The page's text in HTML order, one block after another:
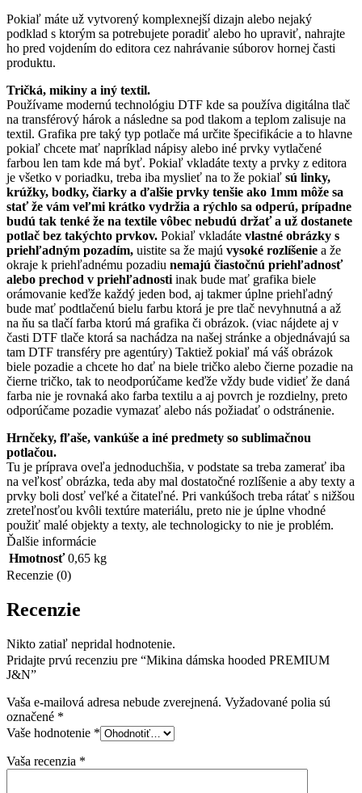
Pokiaľ máte už vytvorený komplexnejší dizajn alebo nejaký
podklad s ktorým sa potrebujete poradiť alebo ho upraviť, nahrajte
ho pred vojdením do editora cez nahrávanie súborov hornej časti
produktu.
Tričká, mikiny a iný textil.
Používame modernú technológiu DTF kde sa používa digitálna tlač
na transférový hárok a následne sa pod tlakom a teplom zalisuje na
textil. Grafika pre taký typ potlače má určite špecifikácie a to hlavne
pokiaľ chcete mať napríklad nápisy alebo iné prvky vytlačené
farbou len tam kde má byť. Pokiaľ vkladáte texty a prvky z editora
je všetko v poriadku, treba iba myslieť na to že pokiaľ sú linky,
krúžky, bodky, čiarky a ďalšie prvky tenšie ako 1mm môže sa
stať že vám veľmi krátko vydržia a rýchlo sa odperú, prípadne
budú tak tenké že na textile vôbec nebudú držať a už dostanete
potlač bez takýchto prvkov. Pokiaľ vkladáte vlastné obrázky s
priehľadným pozadím, uistite sa že majú vysoké rozlíšenie a že
okraje k priehľadnému pozadiu nemajú čiastočnú priehľadnosť
alebo prechod v priehľadnosti inak bude mať grafika biele
orámovanie keďže každý jeden bod, aj takmer úplne priehľadný
bude mať podtlačenú bielu farbu ktorá je pre tlač nevyhnutná a až
na ňu sa tlačí farba ktorú má grafika či obrázok. (viac nájdete aj v
časti DTF tlače ktorá sa nachádza na našej stránke a objednávajú sa
tam DTF transféry pre agentúry) Taktiež pokiaľ má váš obrázok
biele pozadie a chcete ho dať na biele tričko alebo čierne pozadie na
čierne tričko, tak to neodporúčame keďže vždy bude vidieť že daná
farba nie je rovnaká ako farba textilu a aj povrch je rozdielny, preto
odporúčame pozadie vymazať alebo nás požiadať o odstránenie.
Hrnčeky, fľaše, vankúše a iné predmety so sublimačnou
potlačou.
Tu je príprava oveľa jednoduchšia, v podstate sa treba zamerať iba
na veľkosť obrázka, teda aby mal dostatočné rozlíšenie a aby texty a
prvky boli dosť veľké a čitateľné. Pri vankúšoch treba rátať s nižšou
zreteľnosťou kvôli textúre materiálu, preto nie je úplne vhodné
použiť malé objekty a texty, ale technologicky to nie je problém.
Ďalšie informácie
Hmotnosť 0,65 kg
Recenzie (0)
Recenzie
Nikto zatiaľ nepridal hodnotenie.
Pridajte prvú recenziu pre “Mikina dámska hooded PREMIUM
J&N”
Vaša e-mailová adresa nebude zverejnená. Vyžadované polia sú
označené *
Vaše hodnotenie *
Vaša recenzia *